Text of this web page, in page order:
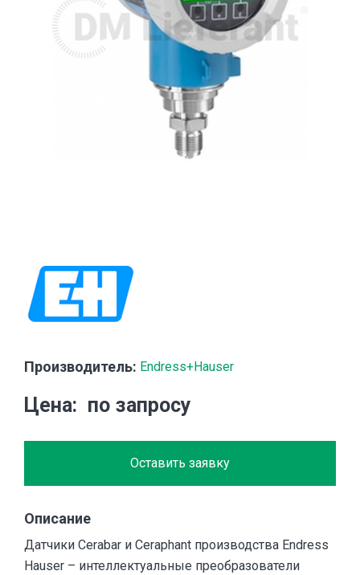
Производитель: Endress+Hauser
Цена по запросу
Оставить заявку
Описание
Датчики Cerabar и Ceraphant производства Endress
Hauser – интеллектуальные преобразователи